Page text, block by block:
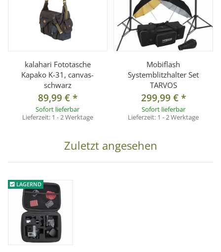
kalahari Fototasche
Kapako K-31, canvas-
schwarz
89,99 €*
Sofort lieferbar
Lieferzeit: 1 - 2 Werktage
Mobiflash
Systemblitzhalter Set
TARVOS
299,99 €*
Sofort lieferbar
Lieferzeit: 1 - 2 Werktage
Zuletzt angesehen
LAGERND